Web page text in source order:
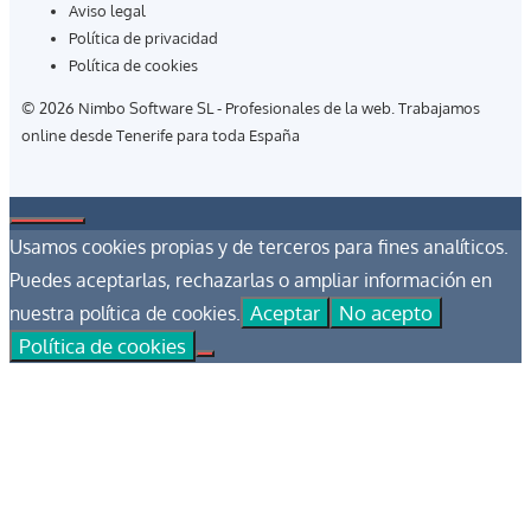
Aviso legal
Política de privacidad
Política de cookies
© 2026 Nimbo Software SL - Profesionales de la web. Trabajamos
online desde Tenerife para toda España
Cerrar
Usamos cookies propias y de terceros para fines analíticos.
Puedes aceptarlas, rechazarlas o ampliar información en
nuestra política de cookies. Aceptar
No acepto
Política de cookies